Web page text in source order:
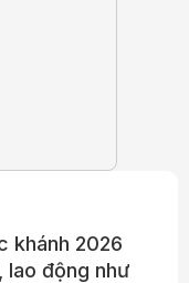
khánh 2026
lao động như